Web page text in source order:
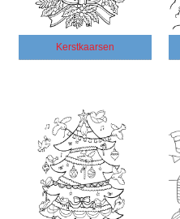
Kerstkaarsen